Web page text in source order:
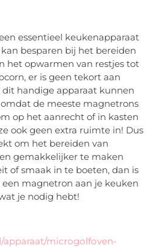
essentieel keukenapparaat
besparen bij het bereiden
het opwarmen van restjes tot
er is geen tekort aan
handige apparaat kunnen
de meeste magnetrons
op het aanrecht of in kasten
ook geen extra ruimte in! Dus
om het bereiden van
gemakkelijker te maken
of smaak in te boeten, dan is
magnetron aan je keuken
je nodig hebt!
apparaat/microgolfoven-